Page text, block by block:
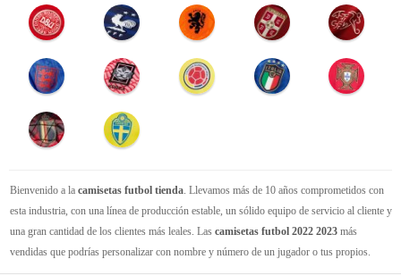
Bienvenido a la camisetas futbol tienda. Llevamos más de 10 años comprometidos con
esta industria, con una línea de producción estable, un sólido equipo de servicio al cliente y
una gran cantidad de los clientes más leales. Las camisetas futbol 2022 2023 más
vendidas que podrías personalizar con nombre y número de un jugador o tus propios.
Camisetas de futbol replicasde la mejor calidad Thai AAA en toda la web. Tenemos